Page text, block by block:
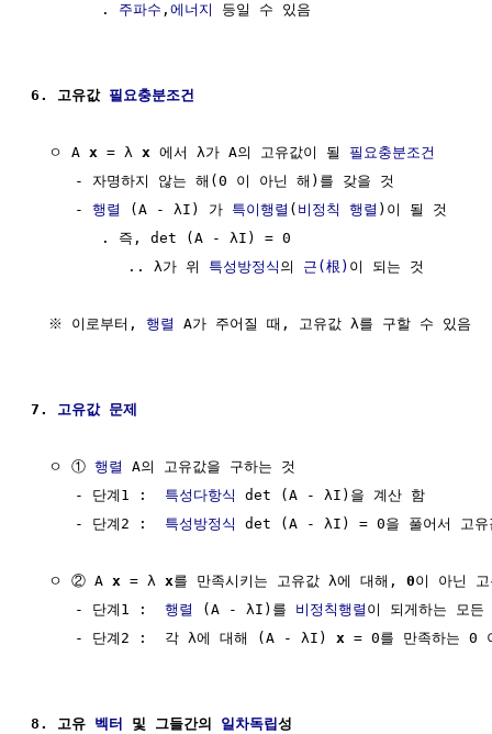
        .
주파수 , 에너지 등일 수 있음
6. 고유값 필요충분조건
  ㅇ A
x = λ x 에서 λ가 A의 고유값이 될 필요충분조건
     - 자명하지 않는 해(0 이 아닌 해)를 갖을 것
     -
행렬 (A - λI) 가 특이행렬 ( 비정칙 행렬 )이 될 것
        . 즉, det (A - λI) = 0
           .. λ가 위
특성방정식 의 근(根) 이 되는 것
  ※ 이로부터,
행렬 A가 주어질 때, 고유값 λ를 구할 수 있음
7. 고유값 문제
  ㅇ ①
행렬
A의 고유값을 구하는 것
     - 단계1 :
특성다항식
det (A - λI)을 계산 함
     - 단계2 :
특성방정식 det (A - λI) = 0을 풀어서 고유
  ㅇ ② A
x = λ x를 만족시키는 고유값 λ에 대해, 0이 아닌
     - 단계1 :
행렬 (A - λI)를 비정칙행렬 이 되게하는 모
     - 단계2 :  각 λ에 대해 (A - λI)
x = 0를 만족하는 0
8. 고유 벡터 및 그들간의 일차독립성